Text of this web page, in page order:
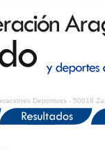
Deportivas - 50018